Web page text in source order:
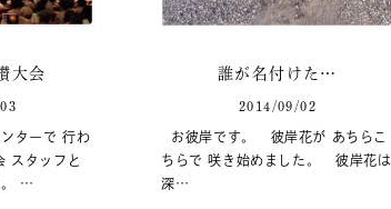
大会
ターで 行わ
スタッフと
。 …
誰が名付けた…
2014/09/02
お彼岸です。 彼岸花が あちらこ
ちらで 咲き始めました。 彼岸花は
深…